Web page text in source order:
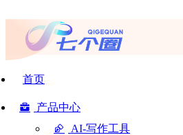
首页
产品中心
AI-写作工具